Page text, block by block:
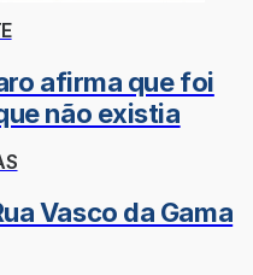
afirma que foi
não existia
Vasco da Gama